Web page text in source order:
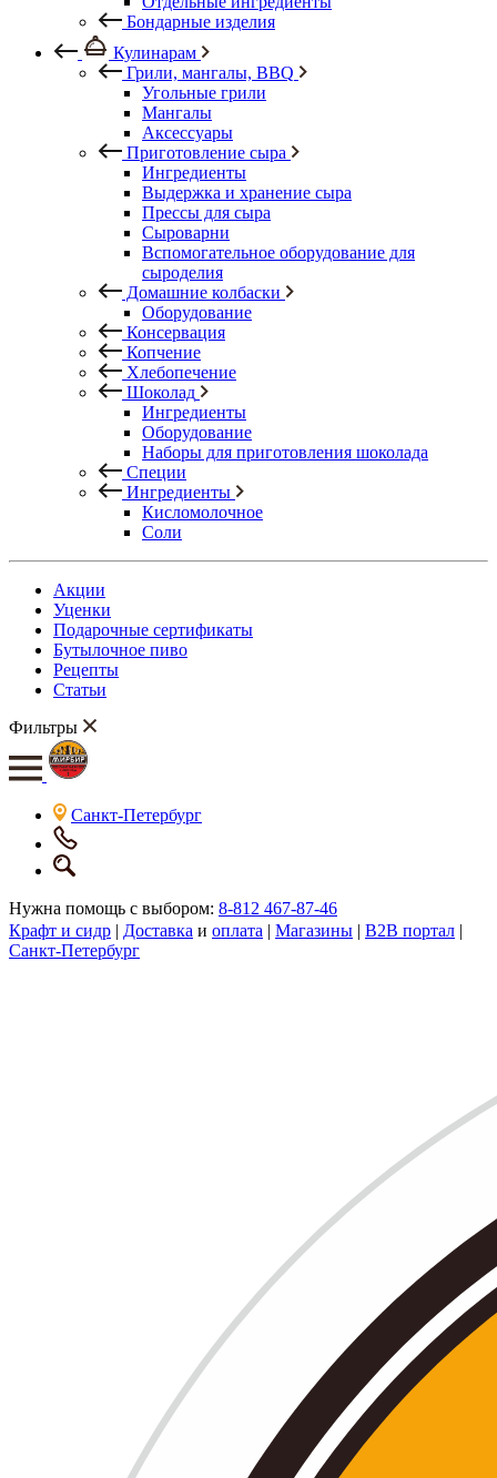
Бондарные изделия
Кулинарам
Грили, мангалы, BBQ
Угольные грили
Мангалы
Аксессуары
Приготовление сыра
Ингредиенты
Выдержка и хранение сыра
Прессы для сыра
Сыроварни
Вспомогательное оборудование для
сыроделия
Домашние колбаски
Оборудование
Консервация
Копчение
Хлебопечение
Шоколад
Ингредиенты
Оборудование
Наборы для приготовления шоколада
Специи
Ингредиенты
Кисломолочное
Соли
Акции
Уценки
Подарочные сертификаты
Бутылочное пиво
Рецепты
Статьи
Фильтры
Санкт-Петербург
Нужна помощь с выбором: 8-812 467-87-46
Крафт и сидр | Доставка и оплата | Магазины | B2B портал |
Санкт-Петербург